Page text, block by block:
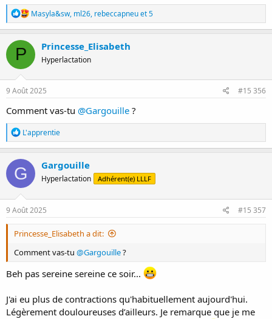
R
é
a
c
n
s
Masyla&sw, ml26, rebeccapneuet 5
P Princesse_Elisabeth
Hyperlactation
9 Août 2025 #15 356
Comment vas-tu @Gargouille ?
R
é
a
c
t
i
o
n
s
L'apprentie
G Gargouille
Hyperlactation Adhérent(e) LLLF
9 Août 2025 #15 357
Princesse_Elisabeth a dit:
Comment vas-tu @Gargouille?
Beh pas sereine sereine ce soir...
J'ai eu plus de contractions qu'habituellement aujourd'hui.
Légèrement douloureuses d’ailleurs. Je remarque que je me